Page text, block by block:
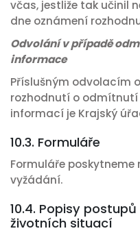
včas, jestliže tak učinil
dne oznámení
Odvolání v případě
informace
Příslušným odvolacím
rozhodnutí o
informací je Krajský
10.3. Formuláře
Formuláře
vyžádání.
10.4. Popisy
životních situací